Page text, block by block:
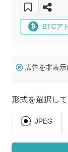
BTCア
広告を非表示
形式を選択し
JPEG